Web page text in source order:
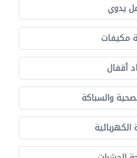
يدوي
مكيفات
أقفال
والسباكة
الكهربائية